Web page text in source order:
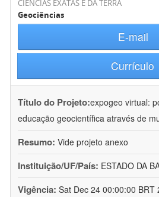
CIÊNCIAS EXATAS E DA TERRA
Geociências
E-mail
Currículo
Título do Projeto:expogeo virtual:
educação geocientífica através de
Resumo: Vide projeto anexo
Instituição/UF/País: ESTADO DA
Vigência: Sat Dec 24 00:00:00 BRT